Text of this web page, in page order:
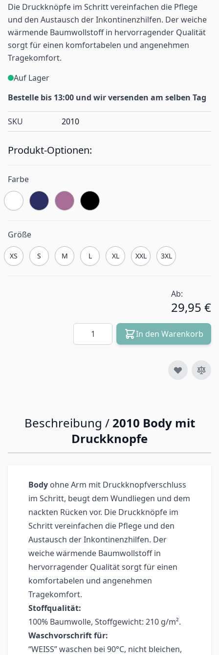
Die Druckknöpfe im Schritt vereinfachen die Pflege
und den Austausch der Inkontinenzhilfen. Der weiche
wärmende Baumwollstoff in hervorragender Qualität
sorgt für einen komfortabelen und angenehmen
Tragekomfort.
Auf Lager
Bestelle bis 13:00 und wir versenden am selben Tag
SKU 2010
Produkt-Optionen:
Farbe
Größe
XS S M L XL XXL 3XL
Ab:
29,95 €
Menge In den Warenkorb
Beschreibung / 2010 Body mit
Druckknopfe
Body ohne Arm mit Druckknopfverschluss
im Schritt, beugt dem Wundliegen und dem
nackten Rücken vor. Die Druckknöpfe im
Schritt vereinfachen die Pflege und den
Austausch der Inkontinenzhilfen. Der
weiche wärmende Baumwollstoff in
hervorragender Qualität sorgt für einen
komfortabelen und angenehmen
Tragekomfort.
Stoffqualität:
100% Baumwolle, Stoffgewicht: 210 g/m².
Waschvorschrift für:
“WEISS” waschen bei 90°C, nicht bleichen,